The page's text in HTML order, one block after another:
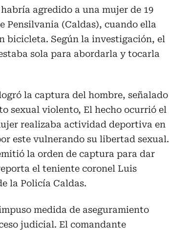
agredido a una mujer de 19
Pensilvania (Caldas), cuando ella
bicicleta. Según la investigación, el
sola para abordarla y tocarla
la captura del hombre, señalado
sexual violento, El hecho ocurrió el
realizaba actividad deportiva en
este vulnerando su libertad sexual.
la orden de captura para dar
el teniente coronel Luis
la Policía Caldas.
medida de aseguramiento
judicial. El comandante